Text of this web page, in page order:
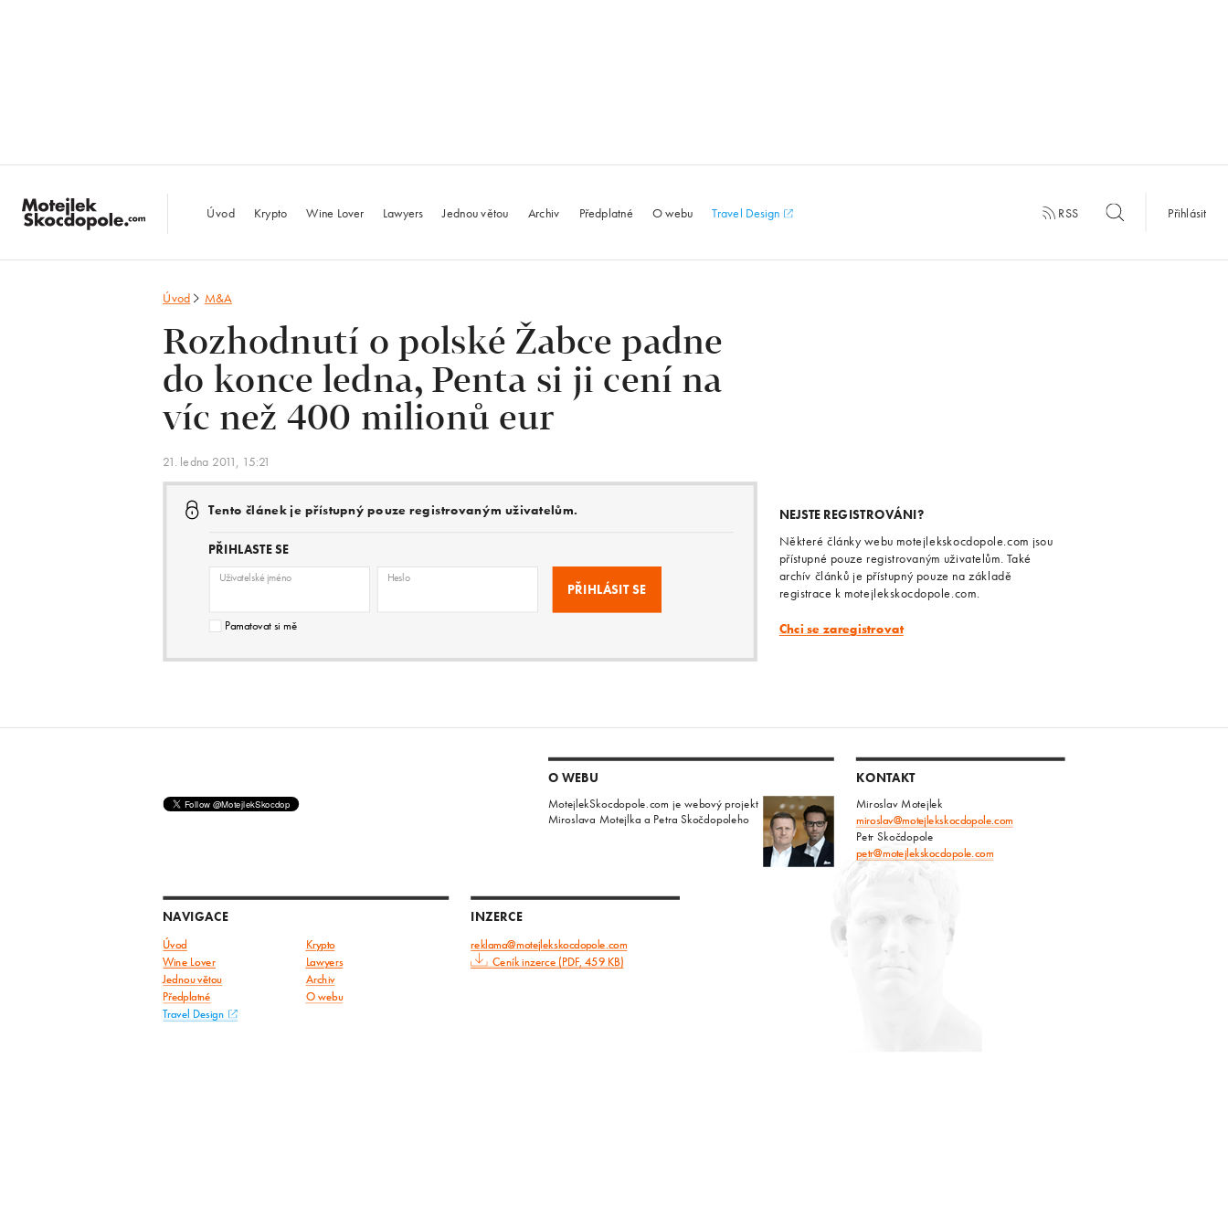
MotejlekSkocdopole.com
Úvod Krypto Wine Lover Lawyers Jednou větou Archiv Předplatné O webu Travel Design RSS Přihlásit
Úvod M&A
Rozhodnutí o polské Žabce padne
do konce ledna, Penta si ji cení na
víc než 400 milionů eur
21. ledna 2011, 15:21
Tento článek je přístupný pouze registrovaným uživatelům.
PŘIHLASTE SE
Uživatelské jméno Heslo
Pamatovat si mě
NEJSTE REGISTROVÁNI?
Některé články webu motejlekskocdopole.com jsou
přístupné pouze registrovaným uživatelům. Také
archív článků je přístupný pouze na základě
registrace k motejlekskocdopole.com.
Chci se zaregistrovat
O WEBU
MotejlekSkocdopole.com je webový projekt
Miroslava Motejlka a Petra Skočdopoleho
KONTAKT
Miroslav Motejlek
miroslav@motejlekskocdopole.com
Petr Skočdopole
petr@motejlekskocdopole.com
NAVIGACE
Úvod Krypto
Wine Lover
Lawyers
Jednou větou
Archiv
Předplatné O webu
Travel Design
INZERCE
reklama@motejlekskocdopole.com
Ceník inzerce (PDF, 459 KB)